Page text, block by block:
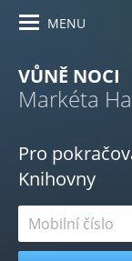
MENU
VŮNĚ NOCI
Markéta
Pro
Knihovny